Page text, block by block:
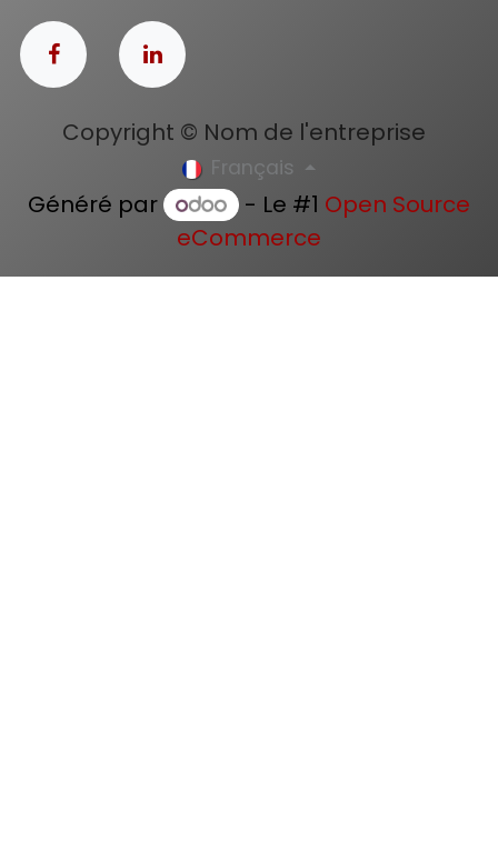
Copyright © Nom de l'entreprise
Français
Généré par - Le #1 Open Source
eCommerce